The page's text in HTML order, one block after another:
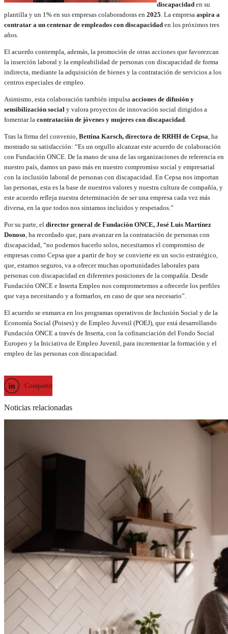
discapacidad en su
plantilla y un 1% en sus empresas colaboradoras en 2025. La empresa aspira a
contratar a un centenar de empleados con discapacidad en los próximos tres
años.
El acuerdo contempla, además, la promoción de otras acciones que favorezcan
la inserción laboral y la empleabilidad de personas con discapacidad de forma
indirecta, mediante la adquisición de bienes y la contratación de servicios a los
centros especiales de empleo.
Asimismo, esta colaboración también impulsa acciones de difusión y
sensibilización social y valora proyectos de innovación social dirigidos a
fomentar la contratación de jóvenes y mujeres con discapacidad.
Tras la firma del convenio, Bettina Karsch, directora de RRHH de Cepsa, ha
mostrado su satisfacción: “Es un orgullo alcanzar este acuerdo de colaboración
con Fundación ONCE. De la mano de una de las organizaciones de referencia en
nuestro país, damos un paso más en nuestro compromiso social y empresarial
con la inclusión laboral de personas con discapacidad. En Cepsa nos importan
las personas, esta es la base de nuestros valores y nuestra cultura de compañía, y
este acuerdo refleja nuestra determinación de ser una empresa cada vez más
diversa, en la que todos nos sintamos incluidos y respetados.”
Por su parte, el director general de Fundación ONCE, José Luis Martínez
Donoso, ha recordado que, para avanzar en la contratación de personas con
discapacidad, “no podemos hacerlo solos, necesitamos el compromiso de
empresas como Cepsa que a partir de hoy se convierte en un socio estratégico,
que, estamos seguros, va a ofrecer muchas oportunidades laborales para
personas con discapacidad en diferentes posiciones de la compañía. Desde
Fundación ONCE e Inserta Empleo nos comprometemos a ofrecerle los perfiles
que vaya necesitando y a formarlos, en caso de que sea necesario”.
El acuerdo se enmarca en los programas operativos de Inclusión Social y de la
Economía Social (Poises) y de Empleo Juvenil (POEJ), que está desarrollando
Fundación ONCE a través de Inserta, con la cofinanciación del Fondo Social
Europeo y la Iniciativa de Empleo Juvenil, para incrementar la formación y el
empleo de las personas con discapacidad.
Compartir
Noticias relacionadas